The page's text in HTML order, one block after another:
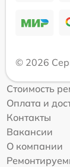
© 2026
Стоимость
Оплата и
Контакты
Вакансии
О компании